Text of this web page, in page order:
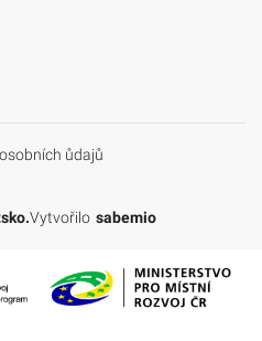
ůdajů
Vytvořilo sabemio